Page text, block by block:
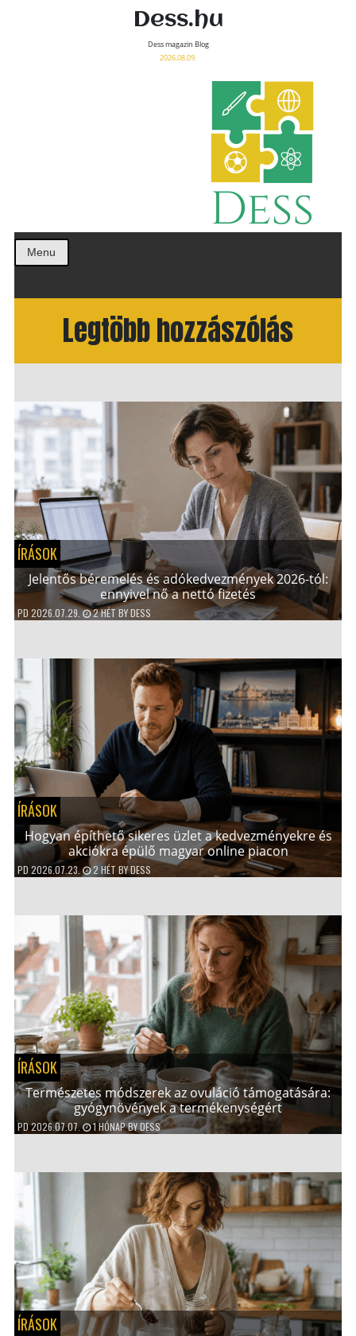
Dess.hu
Dess magazin Blog
2026.08.09.
Menu
Legtöbb hozzászólás
ÍRÁSOK
Jelentős béremelés és adókedvezmények 2026-tól:
ennyivel nő a nettó fizetés
PD2026.07.29. 2 HÉT BYDESS
ÍRÁSOK
Hogyan építhető sikeres üzlet a kedvezményekre és
akciókra épülő magyar online piacon
PD 2026.07.23. 2 HÉT BYDESS
ÍRÁSOK
Természetes módszerek az ovuláció támogatására:
gyógynövények a termékenységért
PD2026.07.07. 1 HÓNAPBYDESS
ÍRÁSOK